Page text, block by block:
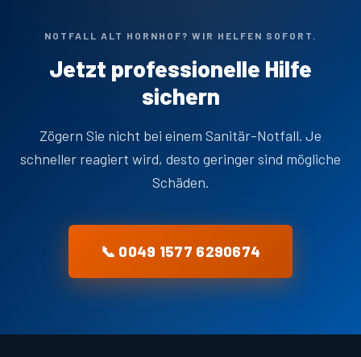
NOTFALL ALT HORNHOF? WIR HELFEN SOFORT.
Jetzt professionelle Hilfe
sichern
Zögern Sie nicht bei einem Sanitär-Notfall. Je
schneller reagiert wird, desto geringer sind mögliche
Schäden.
📞 0049 1577 6290674